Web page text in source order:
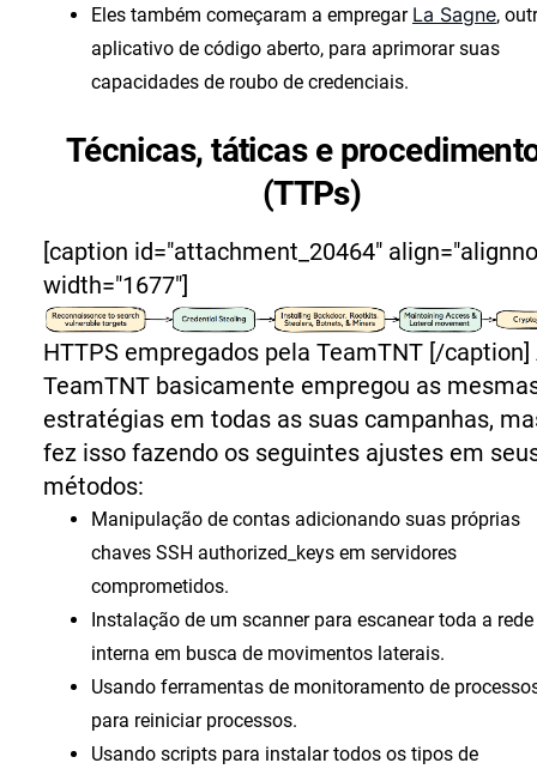
Eles também começaram a empregar La Sagne,
aplicativo de código aberto, para aprimorar suas
capacidades de roubo de credenciais.
Técnicas, táticas e
(TTPs)
[caption id="attachment_20464"
width="1677"]
HTTPS empregados pela TeamTNT [/caption]
TeamTNT basicamente empregou as
estratégias em todas as suas campanhas,
fez isso fazendo os seguintes ajustes em
métodos:
Manipulação de contas adicionando suas próprias
chaves SSH authorized_keys em servidores
comprometidos.
Instalação de um scanner para escanear toda a rede
interna em busca de movimentos laterais.
Usando ferramentas de monitoramento de
para reiniciar processos.
Usando scripts para instalar todos os tipos de